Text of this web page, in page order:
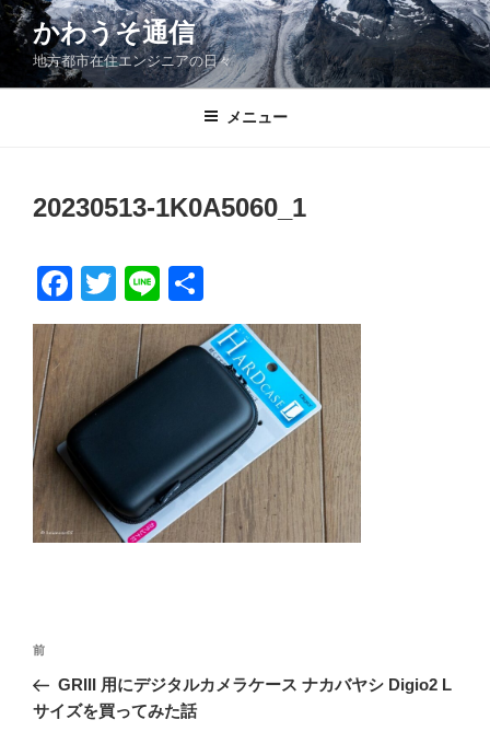
コ
ン
ン
かわうそ通信
地方都市在住エンジニアの日々
メニュー
20230513-1K0A5060_1
F
a
c
e
b
o
o
k
T
wi
tt
er
Li
n
e
有
投
ナ
前
の
投
前
GRIII 用にデジタルカメラケース ナカバヤシ Digio2 L
サイズを買ってみた話